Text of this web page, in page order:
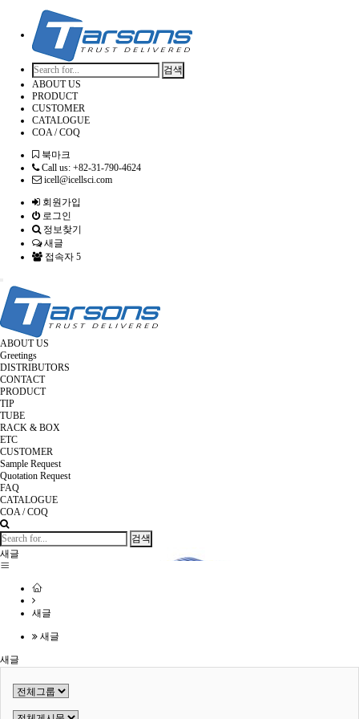
검색
ABOUT US
PRODUCT
CUSTOMER
CATALOGUE
COA / COQ
북마크
Call us: +82-31-790-4624
icell@icellsci.com
회원가입
로그인
정보찾기
새글
접속자 5
Toggle
navigation
ABOUT US
Greetings
DISTRIBUTORS
CONTACT
PRODUCT
TIP
TUBE
RACK & BOX
ETC
CUSTOMER
Sample Request
Quotation Request
FAQ
CATALOGUE
COA / COQ
검색
새글
새글
새글
새글